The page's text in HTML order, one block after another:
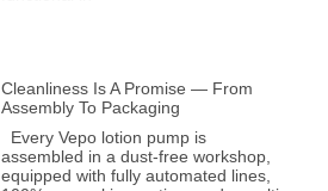
Cleanliness Is A Promise — From
Assembly To Packaging
Every Vepo lotion pump is
assembled in a dust-free workshop,
equipped with fully automated lines,